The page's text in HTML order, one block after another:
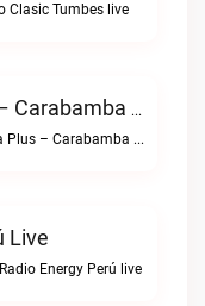
Clasic Tumbes live
Radio Mega Plus – Carabamba Live
INSUPERABLE!Radio Mega Plus – Carabamba live
Live
Energy Perú live